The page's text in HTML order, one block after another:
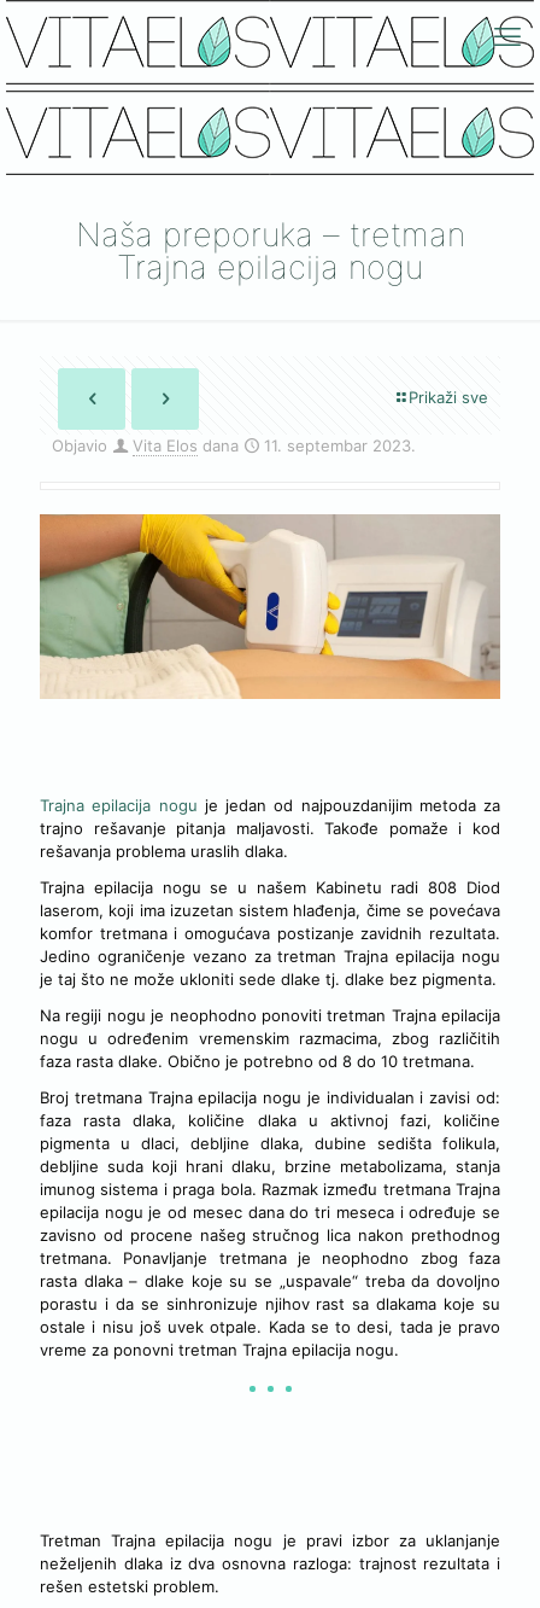
Naša preporuka – tretman
Trajna epilacija nogu
Prikaži sve
Objavio Vita Elos dana 11. septembar 2023.
Trajna epilacija nogu je jedan od najpouzdanijim metoda za
trajno rešavanje pitanja maljavosti. Takođe pomaže i kod
rešavanja problema uraslih dlaka.
Trajna epilacija nogu se u našem Kabinetu radi 808 Diod
laserom, koji ima izuzetan sistem hlađenja, čime se povećava
komfor tretmana i omogućava postizanje zavidnih rezultata.
Jedino ograničenje vezano za tretman Trajna epilacija nogu
je taj što ne može ukloniti sede dlake tj. dlake bez pigmenta.
Na regiji nogu je neophodno ponoviti tretman Trajna epilacija
nogu u određenim vremenskim razmacima, zbog različitih
faza rasta dlake. Obično je potrebno od 8 do 10 tretmana.
Broj tretmana Trajna epilacija nogu je individualan i zavisi od:
faza rasta dlaka, količine dlaka u aktivnoj fazi, količine
pigmenta u dlaci, debljine dlaka, dubine sedišta folikula,
debljine suda koji hrani dlaku, brzine metabolizama, stanja
imunog sistema i praga bola. Razmak između tretmana Trajna
epilacija nogu je od mesec dana do tri meseca i određuje se
zavisno od procene našeg stručnog lica nakon prethodnog
tretmana. Ponavljanje tretmana je neophodno zbog faza
rasta dlaka – dlake koje su se „uspavale“ treba da dovoljno
porastu i da se sinhronizuje njihov rast sa dlakama koje su
ostale i nisu još uvek otpale. Kada se to desi, tada je pravo
vreme za ponovni tretman Trajna epilacija nogu.
Tretman Trajna epilacija nogu je pravi izbor za uklanjanje
neželjenih dlaka iz dva osnovna razloga: trajnost rezultata i
rešen estetski problem.